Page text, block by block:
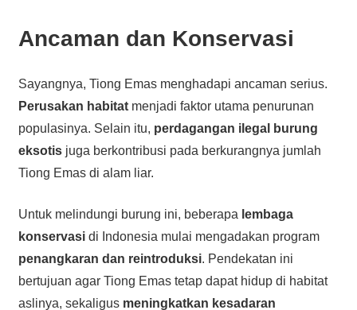
Ancaman dan Konservasi
Sayangnya, Tiong Emas menghadapi ancaman serius.
Perusakan habitatmenjadi faktor utama penurunan
populasinya. Selain itu, perdagangan ilegal burung
eksotisjuga berkontribusi pada berkurangnya jumlah
Tiong Emas di alam liar.
Untuk melindungi burung ini, beberapa lembaga
konservasidi Indonesia mulai mengadakan program
penangkaran dan reintroduksi. Pendekatan ini
bertujuan agar Tiong Emas tetap dapat hidup di habitat
aslinya, sekaligus meningkatkan kesadaran